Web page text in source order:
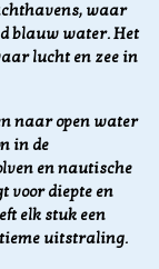
waar
blauw water. Het
lucht en zee in
naar open water
in de
en nautische
voor diepte en
elk stuk een
uitstraling.